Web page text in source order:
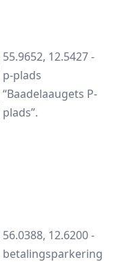
55.9652, 12.5427 -
p-plads
“Baadelaaugets P-
plads”.
56.0388, 12.6200 -
betalingsparkering